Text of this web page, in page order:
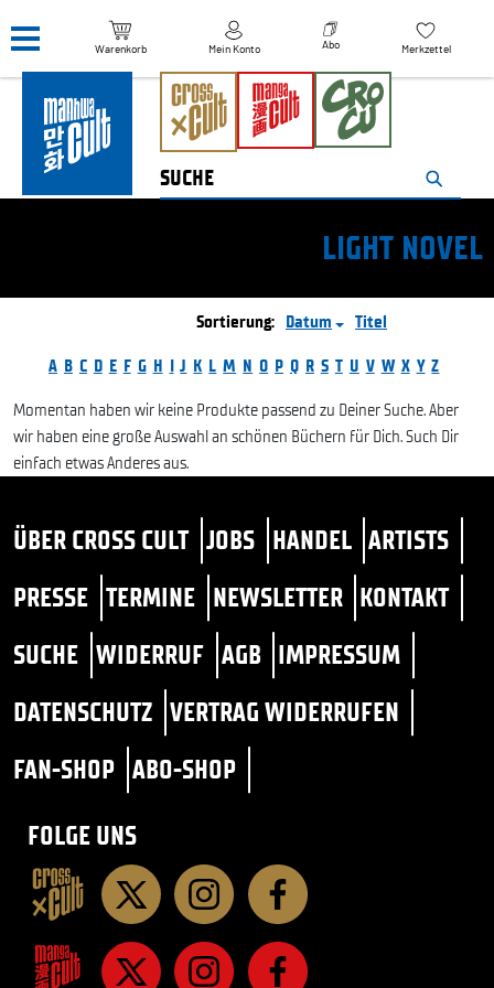
Warenkorb Mein Konto Abo Merkzettel
LIGHT NOVEL
Sortierung: Datum Titel
A B C D E F G H I J K L M N O P Q R S T U V W X Y Z
Momentan haben wir keine Produkte passend zu Deiner Suche. Aber
wir haben eine große Auswahl an schönen Büchern für Dich. Such Dir
einfach etwas Anderes aus.
ÜBER CROSS CULT JOBS HANDEL ARTISTS
PRESSE TERMINE NEWSLETTER KONTAKT
SUCHE WIDERRUF AGB IMPRESSUM
DATENSCHUTZ VERTRAG WIDERRUFEN
FAN-SHOP ABO-SHOP
FOLGE UNS